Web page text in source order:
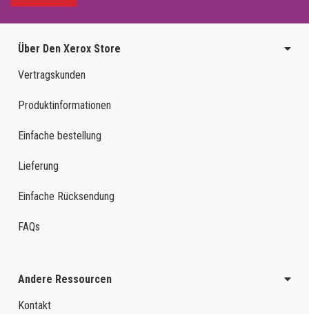
Über Den Xerox Store
Vertragskunden
Produktinformationen
Einfache bestellung
Lieferung
Einfache Rücksendung
FAQs
Andere Ressourcen
Kontakt